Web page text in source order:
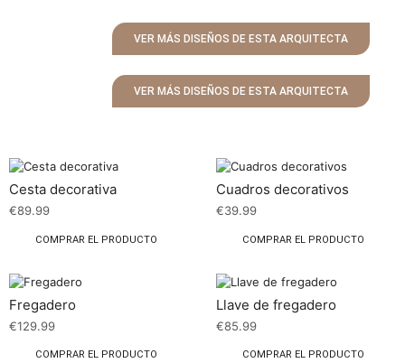
VER MÁS DISEÑOS DE ESTA ARQUITECTA
VER MÁS DISEÑOS DE ESTA ARQUITECTA
Cesta decorativa
€89.99
COMPRAR EL PRODUCTO
Cuadros decorativos
€39.99
COMPRAR EL PRODUCTO
Fregadero
€129.99
COMPRAR EL PRODUCTO
Llave de fregadero
€85.99
COMPRAR EL PRODUCTO